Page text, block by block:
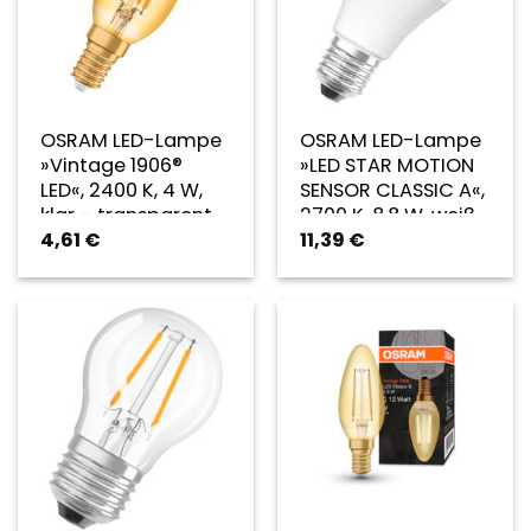
OSRAM LED-Lampe
»Vintage 1906®
LED«, 2400 K, 4 W,
klar – transparent
4,61 €
OSRAM LED-Lampe
»LED STAR MOTION
SENSOR CLASSIC A«,
2700 K, 8,8 W, weiß
– weiss
11,39 €